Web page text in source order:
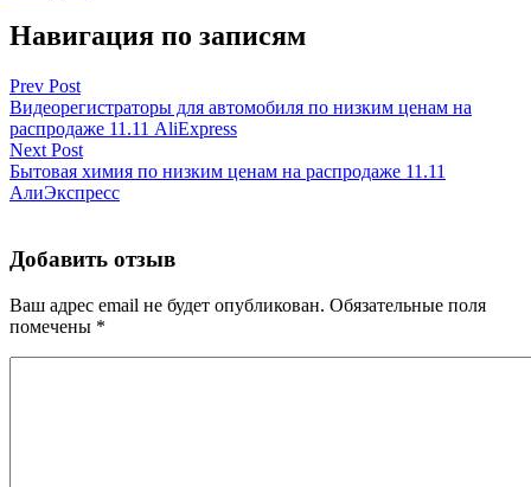
Навигация по записям
Prev Post
Видеорегистраторы для автомобиля по низким ценам на
распродаже 11.11 AliExpress
Next Post
Бытовая химия по низким ценам на распродаже 11.11
АлиЭкспресс
Добавить отзыв
Ваш адрес email не будет опубликован. Обязательные поля
помечены *